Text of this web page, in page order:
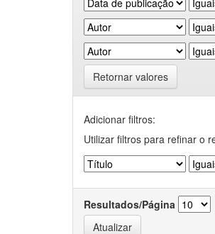
Retornar valores
Adicionar filtros:
Utilizar filtros para refinar o
Resultados/Página